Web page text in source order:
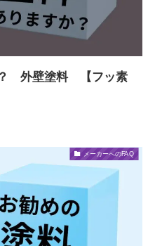
？ 外壁塗料 【フッ素
メーカーへのFAQ